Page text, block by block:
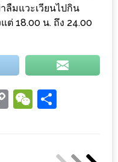
ลืมแวะเวียนไปกิน
ต่ 18.00 น.​ ถึง 24.00
CopyWeChat